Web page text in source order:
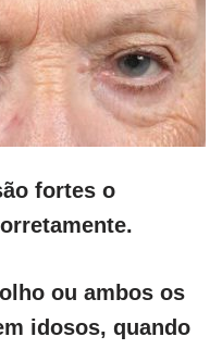
fortes o
ou ambos os
idosos, quando